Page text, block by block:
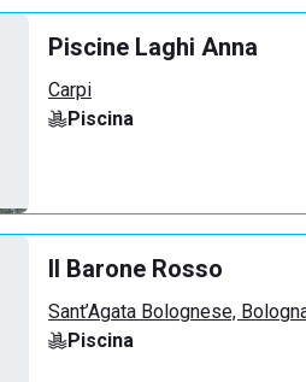
Piscine Laghi Anna
Carpi
Piscina
Il Barone Rosso
Sant’Agata Bolognese,
Piscina